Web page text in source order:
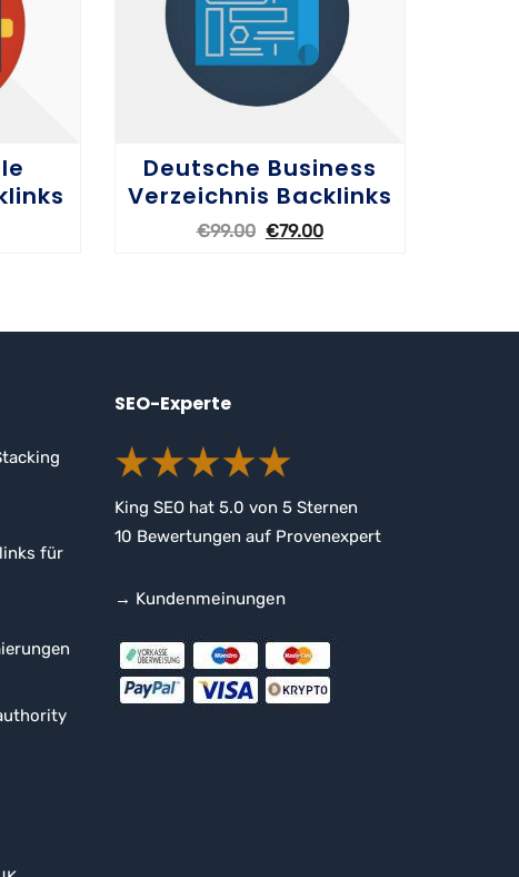
OPTIONEN WÄHLEN
Deutsche Business
Verzeichnis Backlinks
€99.00 €79.00
für
SEO-Experte
King SEO hat 5.0 von 5Sternen
10 Bewertungen auf Provenexpert
→ Kundenmeinungen